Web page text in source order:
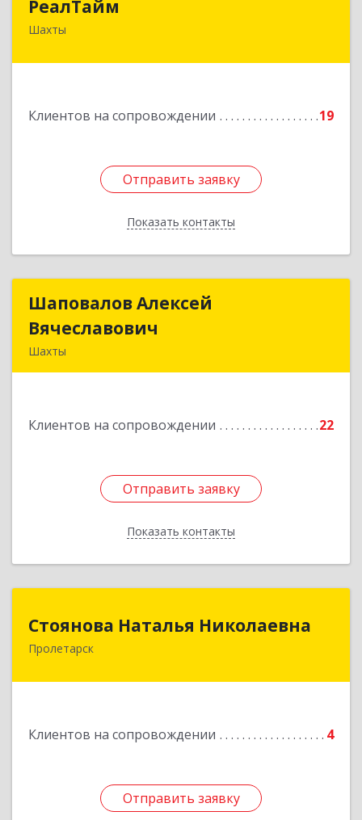
РеалТайм
Шахты
Клиентов на сопровождении 19
Отправить заявку
Показать контакты
Отправить заявку
Назад
Шаповалов Алексей
Вячеславович
Шахты
Клиентов на сопровождении 22
Отправить заявку
Показать контакты
Шаповалов Алексей
Отправить заявку
Назад
Стоянова Наталья Николаевна
Пролетарск
Клиентов на сопровождении 4
Отправить заявку
Отправить заявку